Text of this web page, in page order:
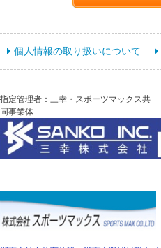
個人情報の取り扱いについて
指定管理者：三幸・スポーツマックス共
同事業体